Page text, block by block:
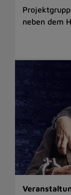
neben dem